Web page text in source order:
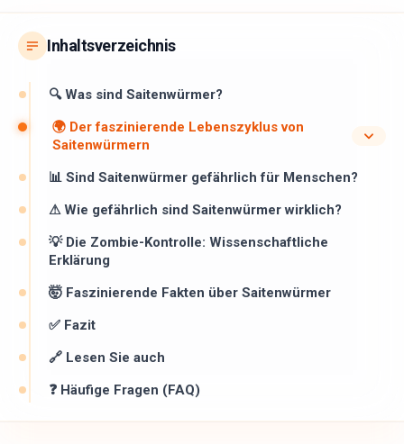
Inhaltsverzeichnis
🔍 Was sind Saitenwürmer?
🌍 Der faszinierende Lebenszyklus von
Saitenwürmern
📊 Sind Saitenwürmer gefährlich für Menschen?
⚠ Wie gefährlich sind Saitenwürmer wirklich? ️
💡 Die Zombie-Kontrolle: Wissenschaftliche
Erklärung
🤯 Faszinierende Fakten über Saitenwürmer
✅ Fazit
🔗 Lesen Sie auch
❓ Häufige Fragen (FAQ)